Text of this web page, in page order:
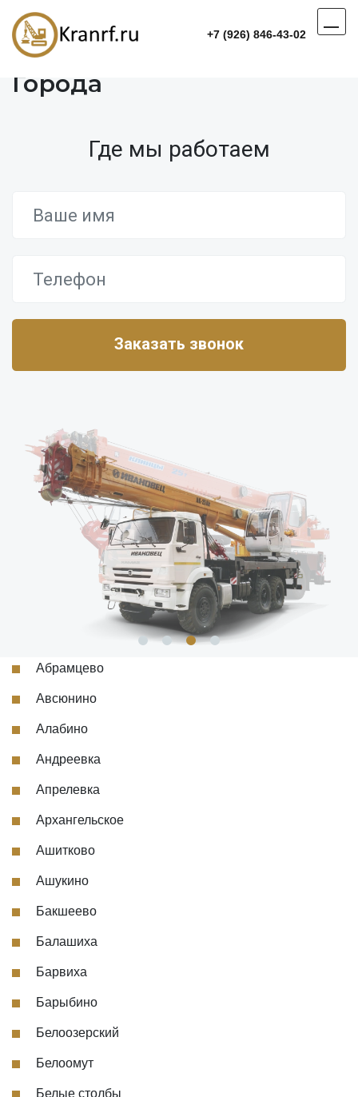
+7 (926) 846-43-02
Города
Где мы работаем
Абрамцево
Авсюнино
Алабино
Андреевка
Апрелевка
Архангельское
Ашитково
Ашукино
Бакшеево
Балашиха
Барвиха
Барыбино
Белоозерский
Белоомут
Белые столбы